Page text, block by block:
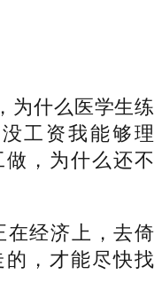
什么医学生练
工资我能够理
，为什么还不
经济上，去倚
，才能尽快找